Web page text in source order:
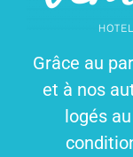
Grâce au
et à nos
logés